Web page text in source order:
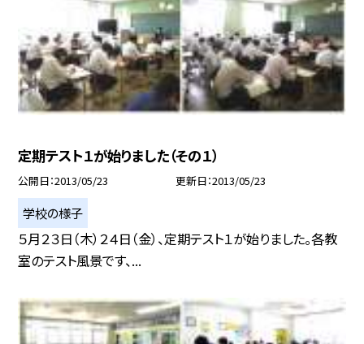
定期テスト１が始りました（その１）
公開日 2013/05/23 更新日 2013/05/23
学校の様子
５月２３日（木）２４日（金）、定期テスト１が始りました。各教
室のテスト風景です、...